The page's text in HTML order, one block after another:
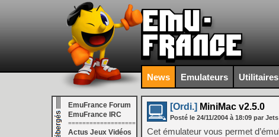
News Emulateurs Utilitaires
EmuFrance Forum
EmuFrance IRC
===================
Actus Jeux Vidéos
[Ordi.] MiniMac v2.5.0
Posté le 24/11/2004 à 18:09 par Jets
Cet émulateur vous permet